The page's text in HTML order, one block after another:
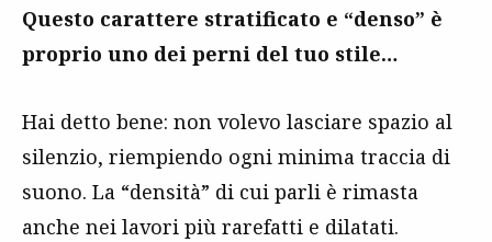
Questo carattere stratificato e “denso” è
proprio uno dei perni del tuo stile…
Hai detto bene: non volevo lasciare spazio al
silenzio, riempiendo ogni minima traccia di
suono. La “densità” di cui parli è rimasta
anche nei lavori più rarefatti e dilatati.